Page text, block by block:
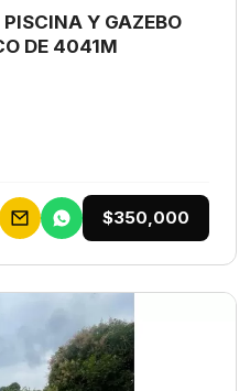
Y GAZEBO
DE 4041M
$350,000